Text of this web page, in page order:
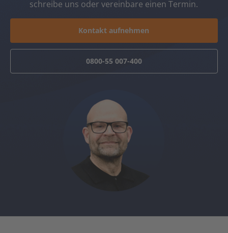
schreibe uns oder vereinbare einen Termin.
Kontakt aufnehmen
0800-55 007-400